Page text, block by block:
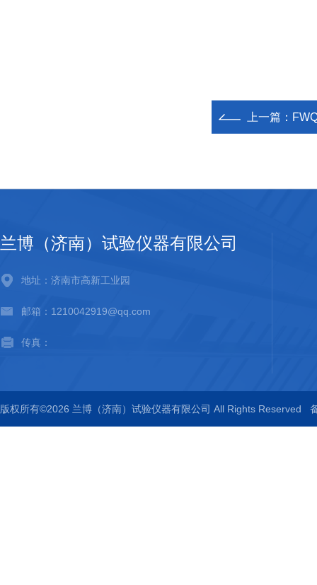
上一篇：
兰博（济南）试验仪器有限公司
地址：济南市高新工业园
邮箱：1210042919@qq.com
传真：
版权所有©2026 兰博（济南）试验仪器有限公司 All Rights Reserved